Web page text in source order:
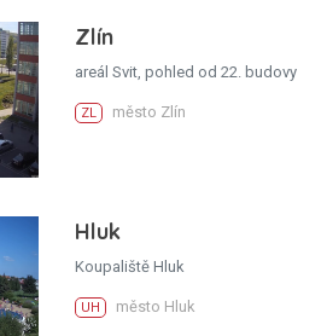
Zlín
areál Svit, pohled od 22. budovy
ZL město Zlín
Hluk
Koupaliště Hluk
UH město Hluk